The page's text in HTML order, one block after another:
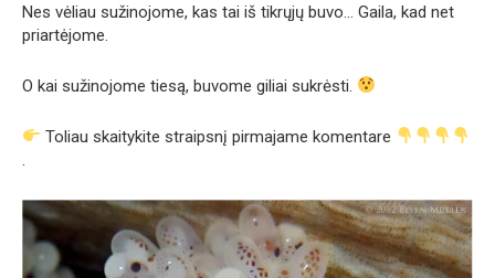
Nes vėliau sužinojome, kas tai iš tikrųjų buvo… Gaila, kad net
priartėjome.
O kai sužinojome tiesą, buvome giliai sukrėsti.
Toliau skaitykite straipsnį pirmajame komentare